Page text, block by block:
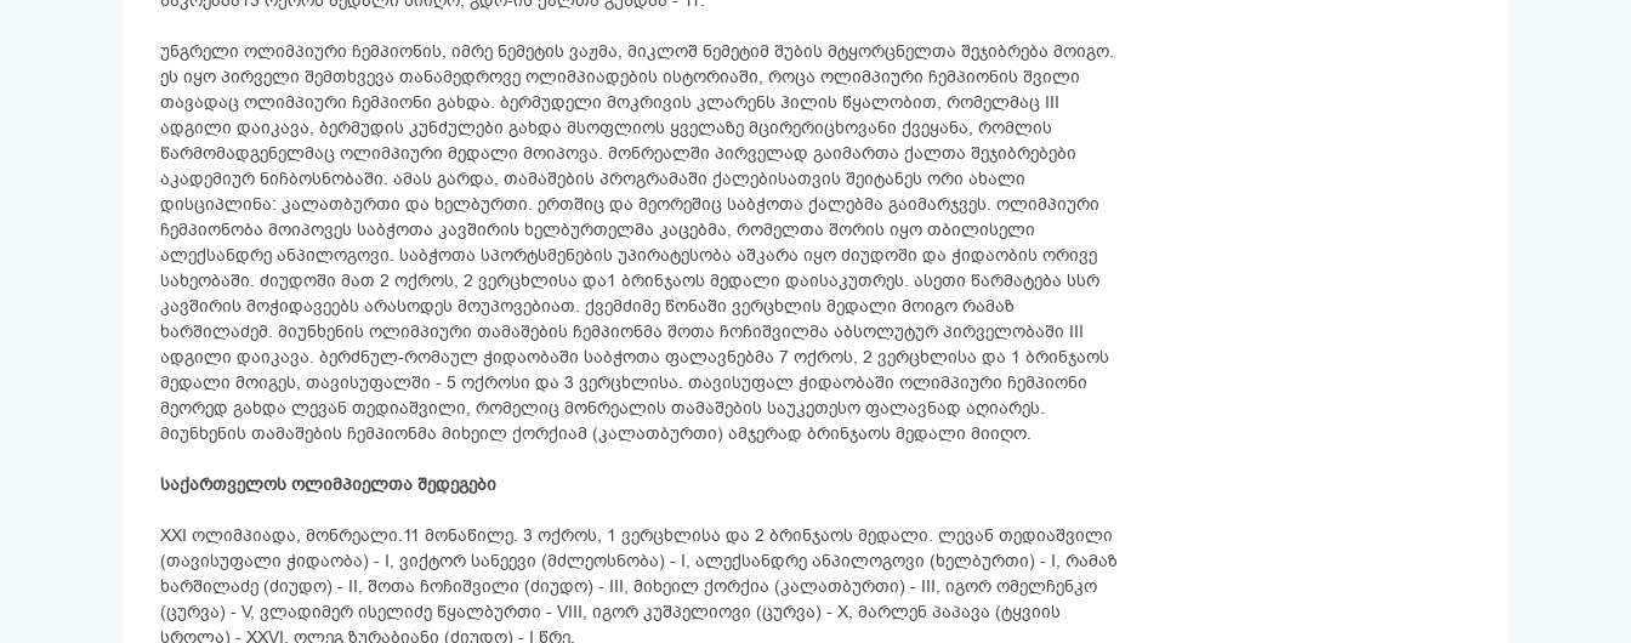
უნგრელი ოლიმპიური ჩემპიონის, იმრე ნემეტის ვაჟმა, მიკლოშ ნემეტიმ შუბის მტყორცნელთა შეჯიბრება მოიგო.
ეს იყო პირველი შემთხვევა თანამედროვე ოლიმპიადების ისტორიაში, როცა ოლიმპიური ჩემპიონის შვილი
თავადაც ოლიმპიური ჩემპიონი გახდა. ბერმუდელი მოკრივის კლარენს ჰილის წყალობით, რომელმაც III
ადგილი დაიკავა, ბერმუდის კუნძულები გახდა მსოფლიოს ყველაზე მცირერიცხოვანი ქვეყანა, რომლის
წარმომადგენელმაც ოლიმპიური მედალი მოიპოვა. მონრეალში პირველად გაიმართა ქალთა შეჯიბრებები
აკადემიურ ნიჩბოსნობაში. ამას გარდა, თამაშების პროგრამაში ქალებისათვის შეიტანეს ორი ახალი
დისციპლინა: კალათბურთი და ხელბურთი. ერთშიც და მეორეშიც საბჭოთა ქალებმა გაიმარჯვეს. ოლიმპიური
ჩემპიონობა მოიპოვეს საბჭოთა კავშირის ხელბურთელმა კაცებმა, რომელთა შორის იყო თბილისელი
ალექსანდრე ანპილოგოვი. საბჭოთა სპორტსმენების უპირატესობა აშკარა იყო ძიუდოში და ჭიდაობის ორივე
სახეობაში. ძიუდოში მათ 2 ოქროს, 2 ვერცხლისა და1 ბრინჯაოს მედალი დაისაკუთრეს. ასეთი წარმატება სსრ
კავშირის მოჭიდავეებს არასოდეს მოუპოვებიათ. ქვემძიმე წონაში ვერცხლის მედალი მოიგო რამაზ
ხარშილაძემ. მიუნხენის ოლიმპიური თამაშების ჩემპიონმა შოთა ჩოჩიშვილმა აბსოლუტურ პირველობაში III
ადგილი დაიკავა. ბერძნულ-რომაულ ჭიდაობაში საბჭოთა ფალავნებმა 7 ოქროს, 2 ვერცხლისა და 1 ბრინჯაოს
მედალი მოიგეს, თავისუფალში - 5 ოქროსი და 3 ვერცხლისა. თავისუფალ ჭიდაობაში ოლიმპიური ჩემპიონი
მეორედ გახდა ლევან თედიაშვილი, რომელიც მონრეალის თამაშების საუკეთესო ფალავნად აღიარეს.
მიუნხენის თამაშების ჩემპიონმა მიხეილ ქორქიამ (კალათბურთი) ამჯერად ბრინჯაოს მედალი მიიღო.
საქართველოს ოლიმპიელთა შედეგები
XXI ოლიმპიადა, მონრეალი.11 მონაწილე. 3 ოქროს, 1 ვერცხლისა და 2 ბრინჯაოს მედალი. ლევან თედიაშვილი
(თავისუფალი ჭიდაობა) - I, ვიქტორ სანეევი (მძლეოსნობა) - I, ალექსანდრე ანპილოგოვი (ხელბურთი) - I, რამაზ
ხარშილაძე (ძიუდო) - II, შოთა ჩოჩიშვილი (ძიუდო) - III, მიხეილ ქორქია (კალათბურთი) - III, იგორ ომელჩენკო
(ცურვა) - V, ვლადიმერ ისელიძე წყალბურთი - VIII, იგორ კუშპელიოვი (ცურვა) - X, მარლენ პაპავა (ტყვიის
სროლა) - XXVI, ოლეგ ზურაბიანი (ძიუდო) - I წრე.